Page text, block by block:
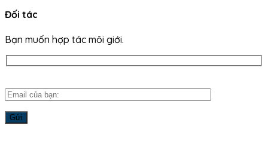
Đối tác
Bạn muốn hợp tác môi giới.